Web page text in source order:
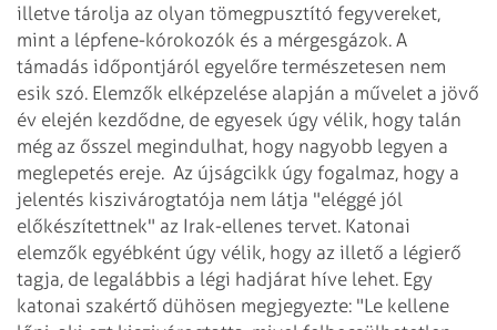
illetve tárolja az olyan tömegpusztító fegyvereket,
mint a lépfene-kórokozók és a mérgesgázok. A
támadás időpontjáról egyelőre természetesen nem
esik szó. Elemzők elképzelése alapján a művelet a jövő
év elején kezdődne, de egyesek úgy vélik, hogy talán
még az ősszel megindulhat, hogy nagyobb legyen a
meglepetés ereje. Az újságcikk úgy fogalmaz, hogy a
jelentés kiszivárogtatója nem látja "eléggé jól
előkészítettnek" az Irak-ellenes tervet. Katonai
elemzők egyébként úgy vélik, hogy az illető a légierő
tagja, de legalábbis a légi hadjárat híve lehet. Egy
katonai szakértő dühösen megjegyezte: "Le kellene